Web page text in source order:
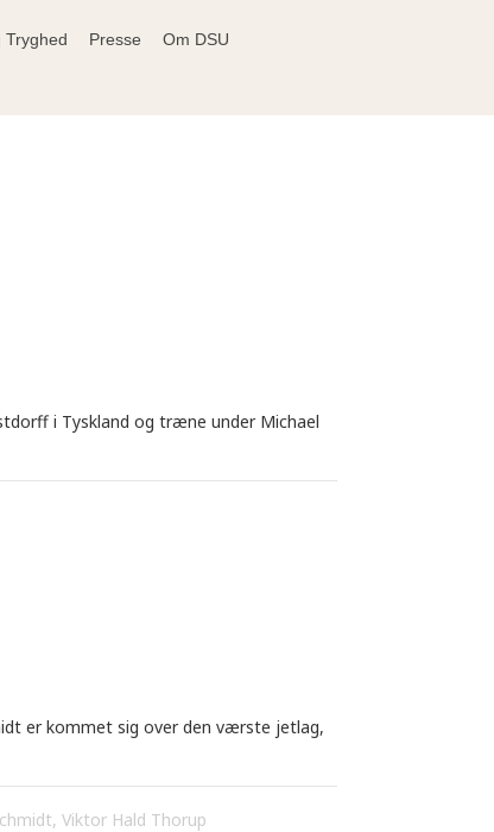
Tryghed Presse Om DSU
i Tyskland og træne under Michael
er kommet sig over den værste jetlag,
, Viktor Hald Thorup